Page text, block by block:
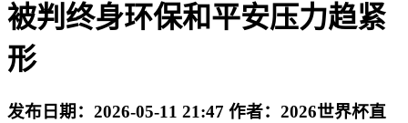
被判终身环保和平安压力趋紧
形
发布日期： 2026-05-11 21:47 作者： 2026世界杯直